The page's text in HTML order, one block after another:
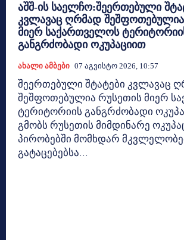
აშშ-ის საელჩო:შეერთებული
კვლავაც ღრმად
მიერ საქართველოს
განგრძობადი ოკუპაციით
Ახალი Ამბები 07 Აგვისტო 2026, 10:57
შეერთებული შტატები კვლავაც
შეშფოთებულია რუსეთის მიერ
ტერიტორიის განგრძობადი
გმობს რუსეთის მიმდინარე
პირობებში მომხდარ
გატაცებებსა...